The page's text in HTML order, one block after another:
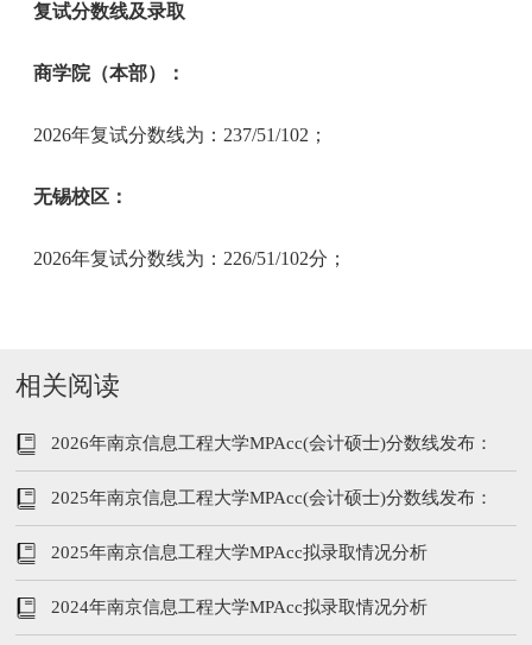
复试分数线及录取
商学院（本部）：
2026年复试分数线为：237/51/102；
无锡校区：
2026年复试分数线为：226/51/102分；
相关阅读
2026年南京信息工程大学MPAcc(会计硕士)分数线发布：
237/51/102
2025年南京信息工程大学MPAcc(会计硕士)分数线发布：
220/96/48
2025年南京信息工程大学MPAcc拟录取情况分析
2024年南京信息工程大学MPAcc拟录取情况分析